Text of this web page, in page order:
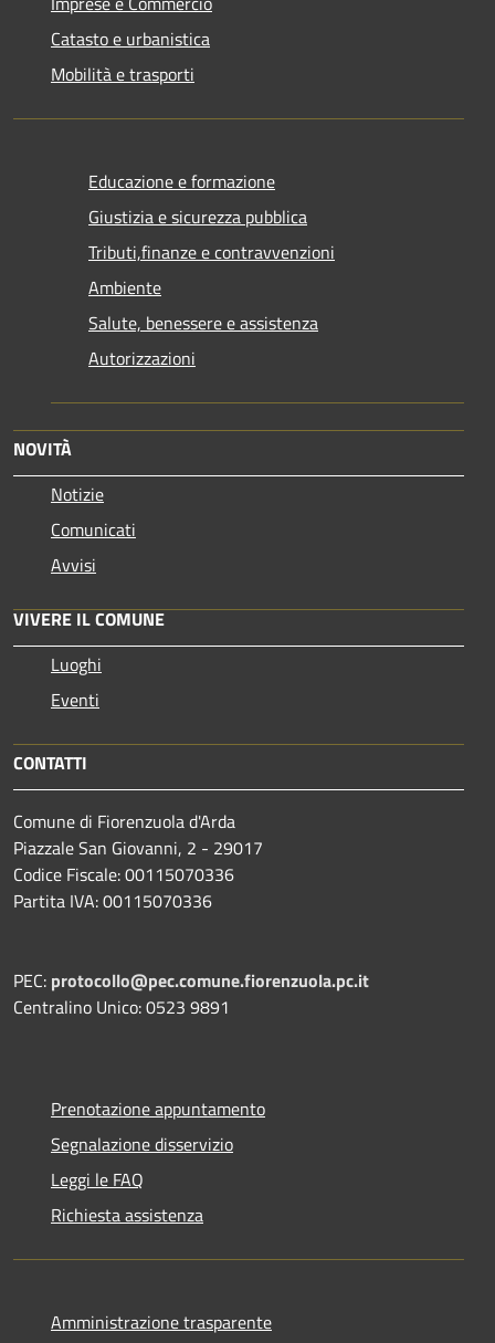
Catasto e urbanistica
Mobilità e trasporti
Educazione e formazione
Giustizia e sicurezza pubblica
Tributi,finanze e contravvenzioni
Ambiente
Salute, benessere e assistenza
Autorizzazioni
NOVITÀ
Notizie
Comunicati
Avvisi
VIVERE IL COMUNE
Luoghi
Eventi
CONTATTI
Comune di Fiorenzuola d'Arda
Piazzale San Giovanni, 2 - 29017
Codice Fiscale: 00115070336
Partita IVA: 00115070336
PEC: protocollo@pec.comune.fiorenzuola.pc.it
Centralino Unico: 0523 9891
Prenotazione appuntamento
Segnalazione disservizio
Leggi le FAQ
Richiesta assistenza
Amministrazione trasparente